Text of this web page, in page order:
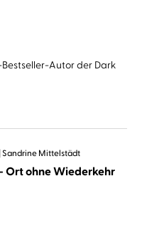
Autor der Dark
Sandrine Mittelstädt
Ort ohne Wiederkehr